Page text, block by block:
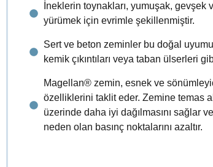
İneklerin toynakları, yumuşak, gevşek
yürümek için evrimle şekillenmiştir.
Sert ve beton zeminler bu doğal
kemik çıkıntıları veya taban ülserleri
Magellan® zemin, esnek ve
özelliklerini taklit eder. Zemine temas
üzerinde daha iyi dağılmasını sağlar
neden olan basınç noktalarını azaltır.